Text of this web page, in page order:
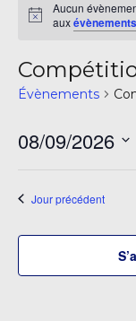
Aucun
aux
Évènements
08/09/2026
date.
Jour précédent